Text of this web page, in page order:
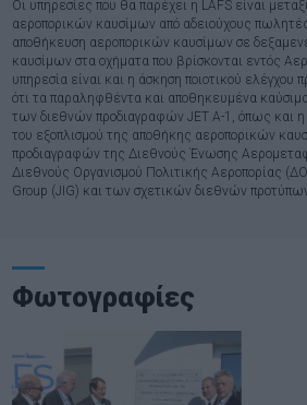
Οι υπηρεσίες που θα παρέχει η LAFS είναι
αεροπορικών καυσίμων από αδειούχους
αποθήκευση αεροπορικών καυσίμων σε
καυσίμων στα οχήματα που βρίσκονται εντός
υπηρεσία είναι και η άσκηση ποιοτικού ελέγχου
ότι τα παραληφθέντα και αποθηκευμένα
των διεθνών προδιαγραφών JET A-1, όπως και η
του εξοπλισμού της αποθήκης αεροπορικών
προδιαγραφών της Διεθνούς Ένωσης
Διεθνούς Οργανισμού Πολιτικής Αεροπορίας
Group (JIG) και των σχετικών διεθνών
Φωτογραφίες